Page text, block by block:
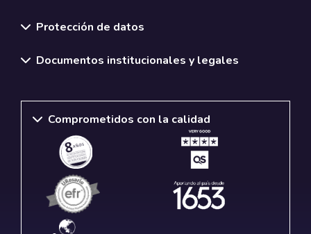
Protección de datos
Documentos institucionales y legales
Comprometidos con la calidad